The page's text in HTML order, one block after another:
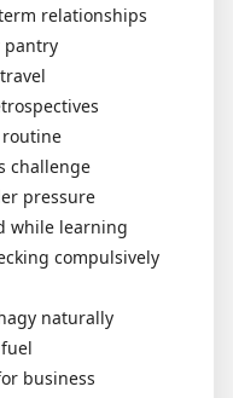
relationships
pantry
routine
challenge
pressure
while learning
compulsively
naturally
business